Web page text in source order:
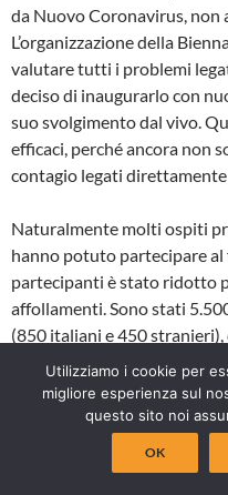
da Nuovo Coronavirus, non
L’organizzazione della
valutare tutti i problemi
deciso di inaugurarlo con
suo svolgimento dal vivo.
efficaci, perché ancora non
contagio legati
Naturalmente molti ospiti
hanno potuto partecipare
partecipanti è stato ridotto
affollamenti. Sono stati
(850 italiani e 450 stranieri),
rispetto al 2019. Il totale
di 92.000, -66% rispetto
154.000. Ogni sala poteva
persone previste per la
parevano ancora più
Utilizziamo i cookie per
migliore esperienza sul
questo sito noi
OK